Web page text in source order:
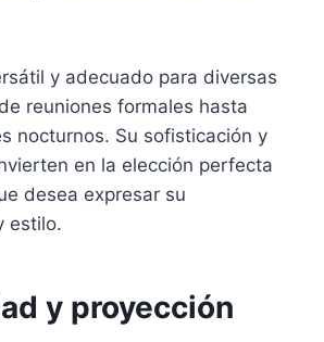
y adecuado para diversas
reuniones formales hasta
nocturnos. Su sofisticación y
en la elección perfecta
desea expresar su
estilo.
y proyección